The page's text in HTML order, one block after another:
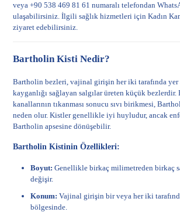
veya +90 538 469 81 61 numaralı telefondan
ulaşabilirsiniz. İlgili sağlık hizmetleri içinKadın
ziyaret edebilirsiniz.
Bartholin Kisti Nedir?
Bartholin bezleri, vajinal girişin her iki tarafında
kayganlığı sağlayan salgılar üreten küçük
kanallarının tıkanması sonucu sıvı birikmesi,
neden olur. Kistler genellikle iyi huyludur, ancak
Bartholin apsesine dönüşebilir.
Bartholin Kistinin Özellikleri:
Boyut: Genellikle birkaç milimetreden birkaç
değişir.
Konum: Vajinal girişin bir veya her iki
bölgesinde.